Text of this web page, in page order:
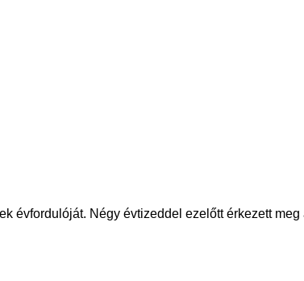
évfordulóját. Négy évtizeddel ezelőtt érkezett